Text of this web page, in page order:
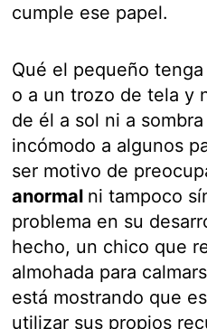
cumple ese papel.
Qué el pequeño
o a un trozo de tela y
de él a sol ni a
incómodo a algunos
ser motivo de
anormal ni tampoco
problema en su
hecho, un chico que
almohada para
está mostrando que
utilizar sus propios